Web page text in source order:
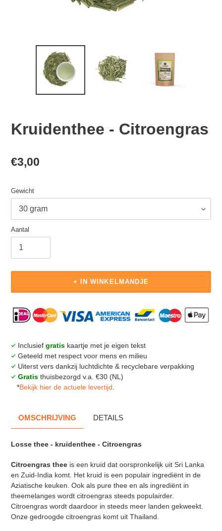
Kruidenthee - Citroengras
Normale
€3,00
Gewicht
Aantal
+ IN WINKELMANDJE
€3,00
Product
toegevoegen
winkelmandje
Inclusief gratis kaartje met je eigen tekst
Geteeld met respect voor mens en milieu
Uiterst vers dankzij luchtdichte & recyclebare verpakking
Gratis thuisbezorgd v.a. €30 (NL)
*Bekijk hier de actuele levertijd
OMSCHRIJVING DETAILS
Losse thee - kruidenthee - Citroengras
Citroengras thee is een kruid dat oorspronkelijk uit Sri Lanka
en Zuid-India komt. Het kruid is een populair ingrediënt in de
Aziatische keuken. Ook als pure thee en als ingrediënt in
theemelanges wordt citroengras steeds populairder.
Citroengras wordt daardoor in steeds meer landen gekweekt.
Onze gedroogde citroengras komt uit Thailand.